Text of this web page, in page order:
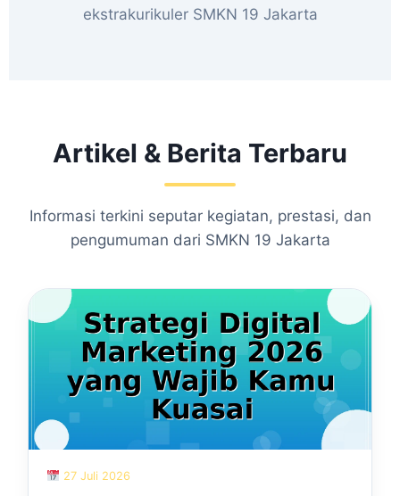
ekstrakurikuler SMKN 19 Jakarta
Artikel & Berita Terbaru
Informasi terkini seputar kegiatan, prestasi, dan
pengumuman dari SMKN 19 Jakarta
27 Juli 2026